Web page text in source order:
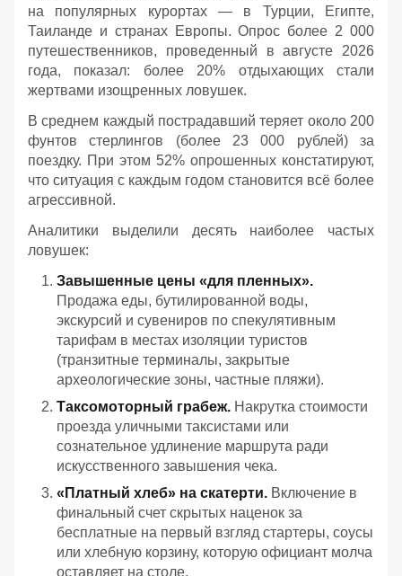
на популярных курортах — в Турции, Египте,
Таиланде и странах Европы. Опрос более 2 000
путешественников, проведенный в августе 2026
года, показал: более 20% отдыхающих стали
жертвами изощренных ловушек.
В среднем каждый пострадавший теряет около 200
фунтов стерлингов (более 23 000 рублей) за
поездку. При этом 52% опрошенных констатируют,
что ситуация с каждым годом становится всё более
агрессивной.
Аналитики выделили десять наиболее частых
ловушек:
Завышенные цены «для пленных».
Продажа еды, бутилированной воды,
экскурсий и сувениров по спекулятивным
тарифам в местах изоляции туристов
(транзитные терминалы, закрытые
археологические зоны, частные пляжи).
Таксомоторный грабеж. Накрутка стоимости
проезда уличными таксистами или
сознательное удлинение маршрута ради
искусственного завышения чека.
«Платный хлеб» на скатерти. Включение в
финальный счет скрытых наценок за
бесплатные на первый взгляд стартеры, соусы
или хлебную корзину, которую официант молча
оставляет на столе.